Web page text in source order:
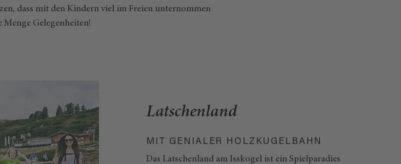
dass mit den Kindern viel im Freien unternommen
Gelegenheiten!
Latschenland
MIT GENIALER HOLZKUGELBAHN
Das Latschenland am Isskogel ist ein Spielparadies